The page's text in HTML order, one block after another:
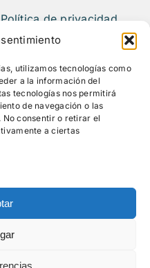
utilizamos tecnologías como
a la información del
tecnologías nos permitirá
de navegación o las
consentir o retirar el
a ciertas
Política de privacidad
Aviso legal